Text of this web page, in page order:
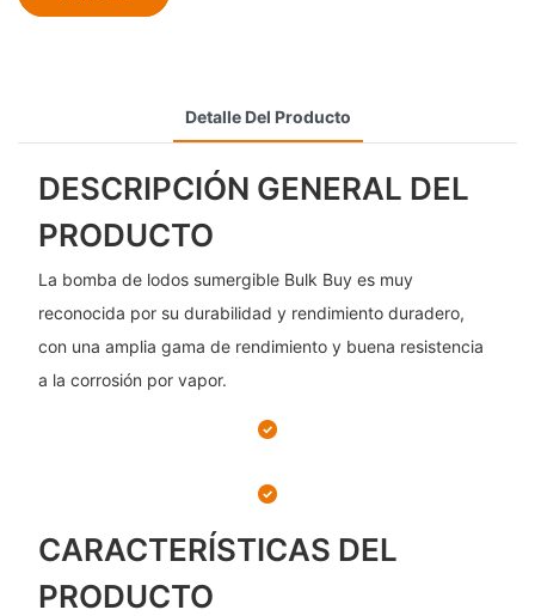
Detalle Del Producto
DESCRIPCIÓN GENERAL DEL
PRODUCTO
La bomba de lodos sumergible Bulk Buy es muy
reconocida por su durabilidad y rendimiento duradero,
con una amplia gama de rendimiento y buena resistencia
a la corrosión por vapor.
CARACTERÍSTICAS DEL
PRODUCTO